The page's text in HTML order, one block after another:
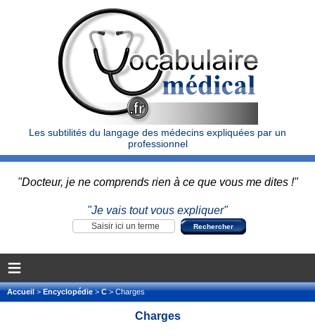
Les subtilités du langage des médecins expliquées par un
professionnel
"Docteur, je ne comprends rien à ce que vous me dites !"
"Je vais tout vous expliquer"
≡
Accueil>Encyclopédie>C> Charges
Charges